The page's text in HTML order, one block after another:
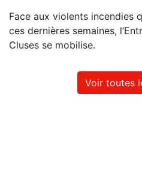
Face aux violents incendies
ces dernières semaines,
Cluses se mobilise.
Voir toutes